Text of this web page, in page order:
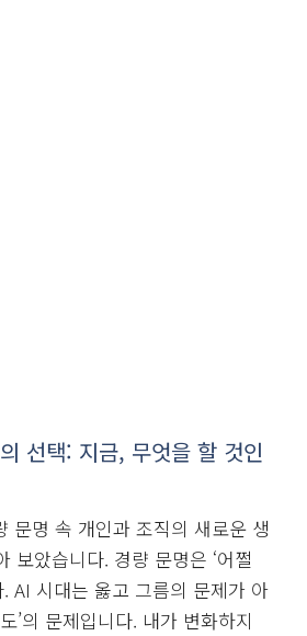
선택: 지금, 무엇을 할 것인
문명 속 개인과 조직의 새로운 생
보았습니다. 경량 문명은 ‘어쩔
AI 시대는 옳고 그름의 문제가 아
’의 문제입니다. 내가 변화하지